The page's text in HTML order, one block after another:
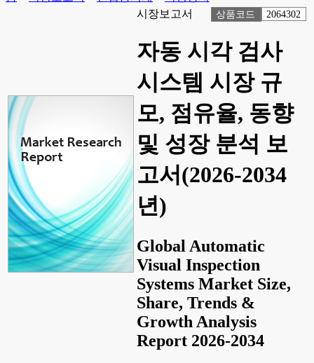
시장보고서
상품코드 2064302
자동 시각 검사
시스템 시장 규
모, 점유율, 동향
및 성장 분석 보
고서(2026-2034
년)
Global Automatic
Visual Inspection
Systems Market Size,
Share, Trends &
Growth Analysis
Report 2026-2034